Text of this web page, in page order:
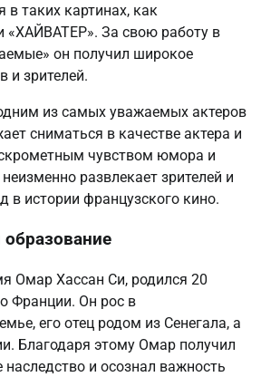
таких картинах, как
«ХАЙВАТЕР». За свою работу в
он получил широкое
и зрителей.
из самых уважаемых актеров
сниматься в качестве актера и
чувством юмора и
развлекает зрителей и
в истории французского кино.
Омар Хассан Си, родился 20
Франции. Он рос в
его отец родом из Сенегала, а
Благодаря этому Омар получил
наследство и осознал важность